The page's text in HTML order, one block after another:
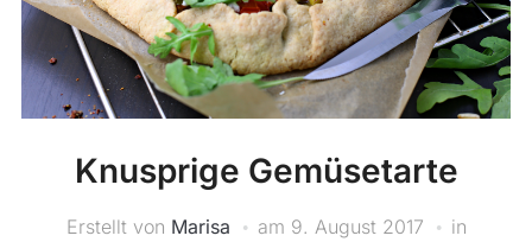
Knusprige Gemüsetarte
Erstellt von Marisa am 9. August 2017
in